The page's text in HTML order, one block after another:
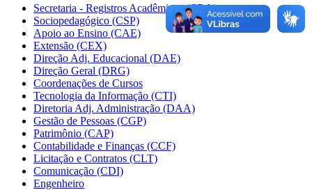
Secretaria - Registros Acadêmicos (CRA)
Sociopedagógico (CSP)
Apoio ao Ensino (CAE)
Extensão (CEX)
Direção Adj. Educacional (DAE)
Direção Geral (DRG)
Coordenações de Cursos
Tecnologia da Informação (CTI)
Diretoria Adj. Administração (DAA)
Gestão de Pessoas (CGP)
Patrimônio (CAP)
Contabilidade e Finanças (CCF)
Licitação e Contratos (CLT)
Comunicação (CDI)
Engenheiro